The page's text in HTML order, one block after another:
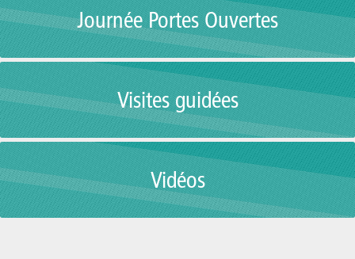
Journée Portes Ouvertes
Visites guidées
Vidéos